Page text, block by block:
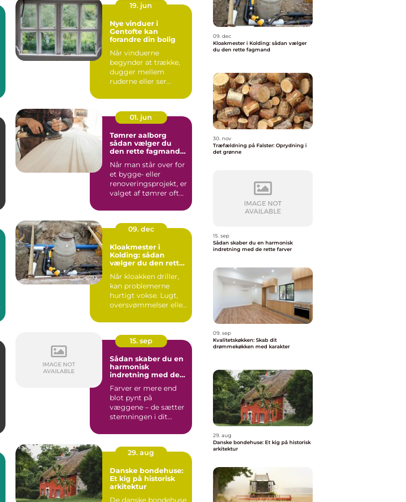
19. jun
Nye vinduer i
Gentofte kan
forandre din bolig
Når vinduerne
begynder at trække,
dugger mellem
ruderne eller ser
01. jun
Tømrer aalborg
sådan vælger du
den rette fagmand
Når man står over for
et bygge- eller
renoveringsprojekt, er
valget af tømrer ofte
09. dec
Kloakmester i
Kolding: sådan
vælger du den rette
Når kloakken driller,
kan problemerne
hurtigt vokse. Lugt,
oversvømmelser eller
15. sep
Sådan skaber du en
harmonisk
indretning med de
Farver er mere end
blot pynt på
væggene – de sætter
stemningen i dit
29. aug
Danske bondehuse:
Et kig på historisk
arkitektur
De danske bondehuse
09. dec
Kloakmester i Kolding: sådan vælger
du den rette fagmand
30. nov
Træfældning på Falster: Oprydning i
det grønne
15. sep
Sådan skaber du en harmonisk
indretning med de rette farver
09. sep
Kvalitetskøkken: Skab dit
drømmekøkken med karakter
29. aug
Danske bondehuse: Et kig på historisk
arkitektur